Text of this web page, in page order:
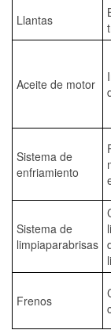
Llantas
Aceite de motor
Sistema de
enfriamiento
Sistema de
limpiaparabrisas
Frenos